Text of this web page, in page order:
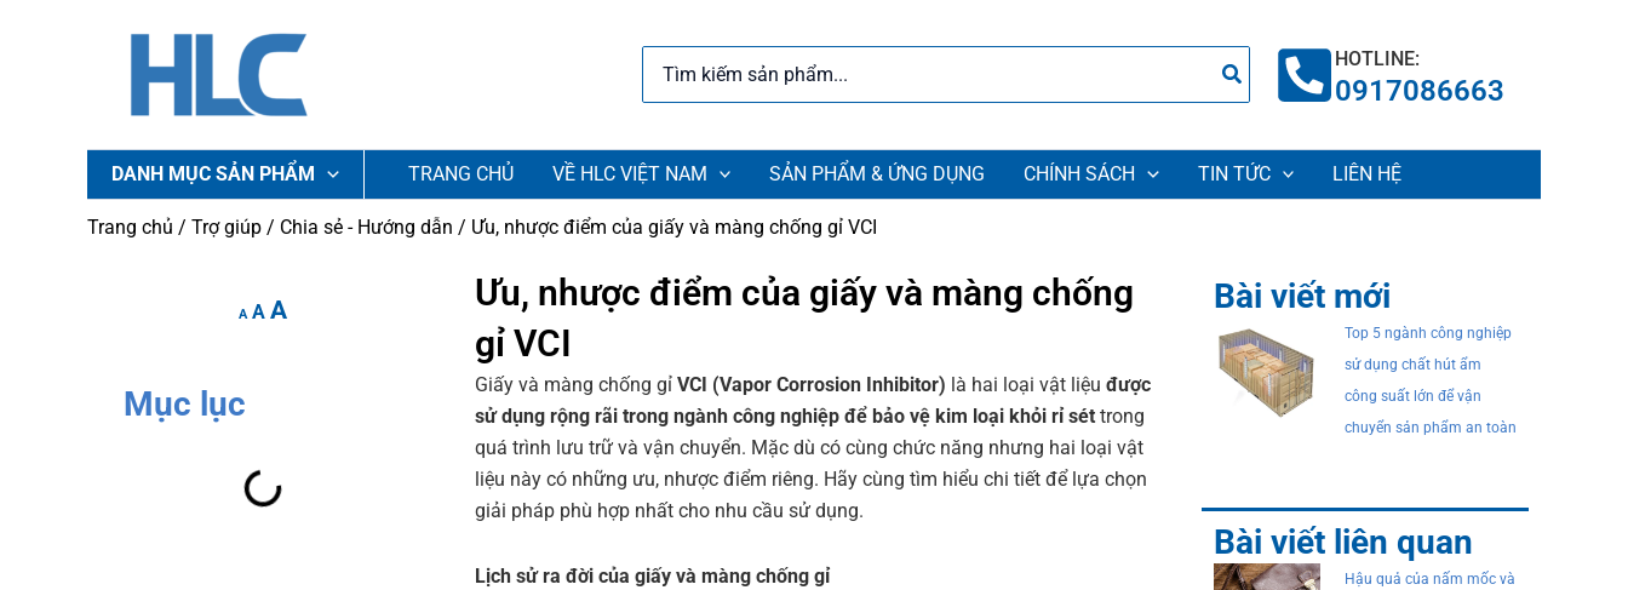
for:
HOTLINE:
0917086663
DANH MỤC SẢN PHẨM TRANG CHỦ VỀ HLC VIỆT NAM SẢN PHẨM & ỨNG DỤNG CHÍNH SÁCH TIN TỨC LIÊN HỆ
Trang chủ / Trợ giúp / Chia sẻ - Hướng dẫn / Ưu, nhược điểm của giấy và màng chống gỉ VCI
Afont
Afont
Afont
Mục lục
Ưu, nhược điểm của giấy và màng chống
gỉ VCI
Giấy và màng chống gỉ VCI (Vapor Corrosion Inhibitor) là hai loại vật liệu được
sử dụng rộng rãi trong ngành công nghiệp để bảo vệ kim loại khỏi rỉ sét trong
quá trình lưu trữ và vận chuyển. Mặc dù có cùng chức năng nhưng hai loại vật
liệu này có những ưu, nhược điểm riêng. Hãy cùng tìm hiểu chi tiết để lựa chọn
giải pháp phù hợp nhất cho nhu cầu sử dụng.
Lịch sử ra đời của giấy và màng chống gỉ
Bài viết mới
Top 5 ngành công nghiệp
sử dụng chất hút ẩm
công suất lớn để vận
chuyển sản phẩm an toàn
Bài viết liên quan
Hậu quả của nấm mốc và